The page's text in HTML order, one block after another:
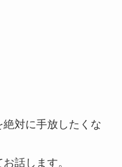
絶対に手放したくな
話します。